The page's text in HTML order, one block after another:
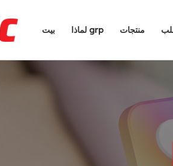
بيت لماذا grp منتجات